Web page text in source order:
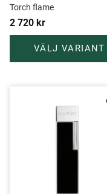
Torch flame
2 720 kr